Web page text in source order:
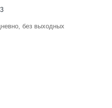
без выходных